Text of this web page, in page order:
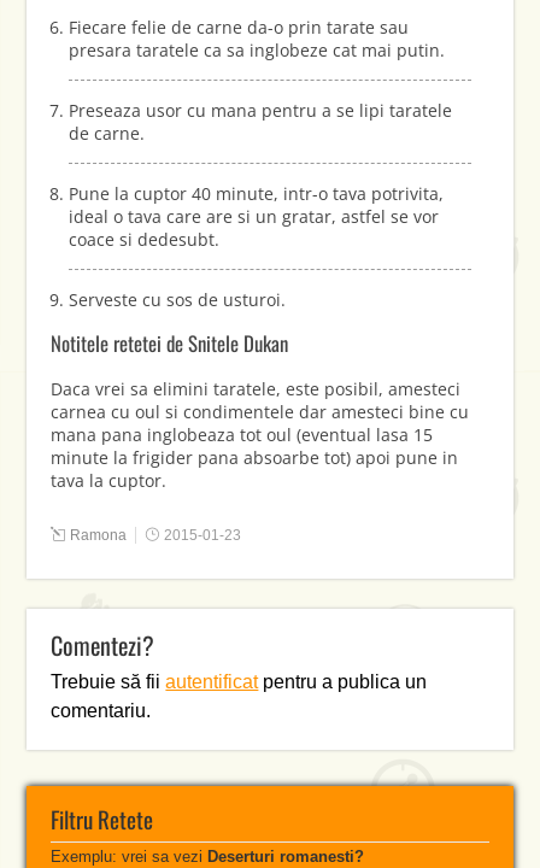
Fiecare felie de carne da-o prin tarate sau
presara taratele ca sa inglobeze cat mai putin.
Preseaza usor cu mana pentru a se lipi taratele
de carne.
Pune la cuptor 40 minute, intr-o tava potrivita,
ideal o tava care are si un gratar, astfel se vor
coace si dedesubt.
Serveste cu sos de usturoi.
Notitele retetei de Snitele Dukan
Daca vrei sa elimini taratele, este posibil, amesteci
carnea cu oul si condimentele dar amesteci bine cu
mana pana inglobeaza tot oul (eventual lasa 15
minute la frigider pana absoarbe tot) apoi pune in
tava la cuptor.
Ramona 2015-01-23
Comentezi?
Trebuie să fiiautentificatpentru a publica un
comentariu.
Filtru Retete
Exemplu: vrei sa vezi Deserturi romanesti?